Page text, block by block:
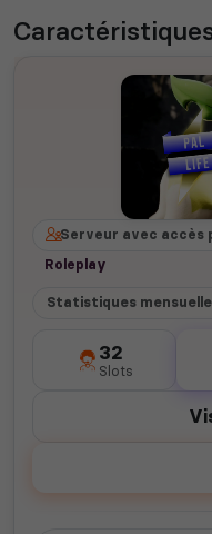
Serveur avec accès
Roleplay
Statistiques
32
Slots